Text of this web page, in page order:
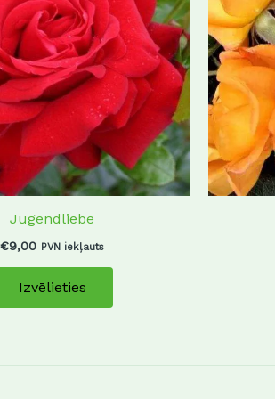
Jugendliebe
€9,00 PVN iekļauts
Izvēlieties
variants.
The
options
may
be
chosen
on
the